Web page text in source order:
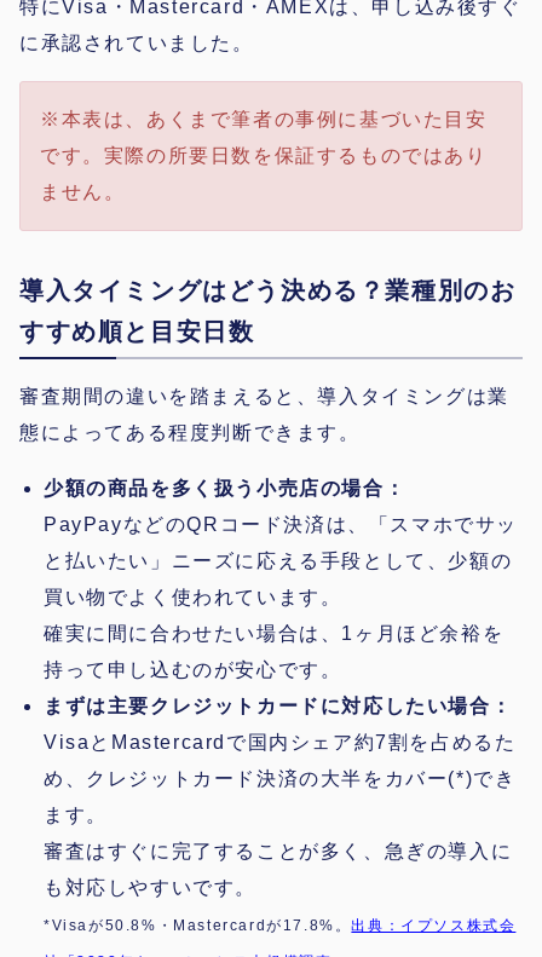
特にVisa・Mastercard・AMEXは、申し込み後すぐ
に承認されていました。
※本表は、あくまで筆者の事例に基づいた目安
です。実際の所要日数を保証するものではあり
ません。
導入タイミングはどう決める？業種別のお
すすめ順と目安日数
審査期間の違いを踏まえると、導入タイミングは業
態によってある程度判断できます。
少額の商品を多く扱う小売店の場合：
PayPayなどのQRコード決済は、「スマホでサッ
と払いたい」ニーズに応える手段として、少額の
買い物でよく使われています。
確実に間に合わせたい場合は、1ヶ月ほど余裕を
持って申し込むのが安心です。
まずは主要クレジットカードに対応したい場合：
VisaとMastercardで国内シェア約7割を占めるた
め、クレジットカード決済の大半をカバー(*)でき
ます。
審査はすぐに完了することが多く、急ぎの導入に
も対応しやすいです。
*Visaが50.8%・Mastercardが17.8%。出典：イプソス株式会